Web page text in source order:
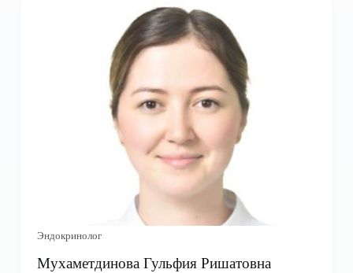
Эндокринолог
Мухаметдинова Гульфия Ришатовна